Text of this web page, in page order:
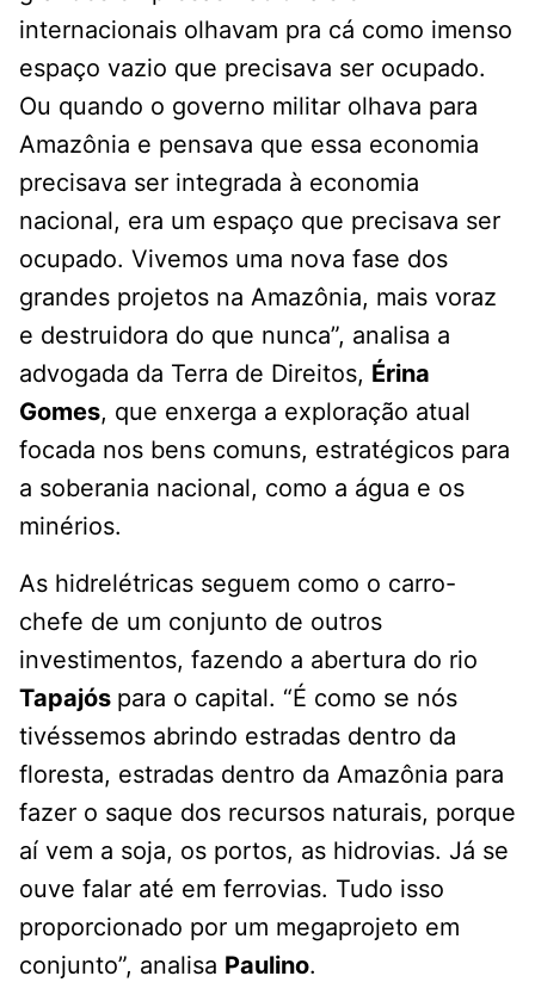
internacionais olhavam pra cá como imenso
espaço vazio que precisava ser ocupado.
Ou quando o governo militar olhava para
Amazônia e pensava que essa economia
precisava ser integrada à economia
nacional, era um espaço que precisava ser
ocupado. Vivemos uma nova fase dos
grandes projetos na Amazônia, mais voraz
e destruidora do que nunca”, analisa a
advogada da Terra de Direitos, Érina
Gomes, que enxerga a exploração atual
focada nos bens comuns, estratégicos para
a soberania nacional, como a água e os
minérios.
As hidrelétricas seguem como o carro-
chefe de um conjunto de outros
investimentos, fazendo a abertura do rio
Tapajós para o capital. “É como se nós
tivéssemos abrindo estradas dentro da
floresta, estradas dentro da Amazônia para
fazer o saque dos recursos naturais, porque
aí vem a soja, os portos, as hidrovias. Já se
ouve falar até em ferrovias. Tudo isso
proporcionado por um megaprojeto em
conjunto”, analisa Paulino.